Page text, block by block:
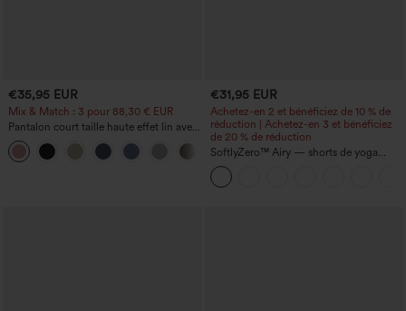
€35,95 EUR
Mix & Match : 3 pour 88,30 € EUR
Pantalon court taille haute effet lin avec
poche zippée
+7
€31,95 EUR
Achetez-en 2 et bénéficiez de 10 % de
réduction | Achetez-en 3 et bénéficiez
de 20 % de réduction
SoftlyZero™ Airy — shorts de yoga
super taille haute 2-en-1 InstantCool
avec poches